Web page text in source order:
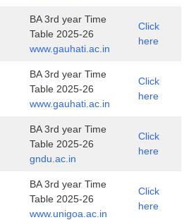
BA 3rd year Time
Table 2025-26
www.gauhati.ac.in
Click
here
BA 3rd year Time
Table 2025-26
www.gauhati.ac.in
Click
here
BA 3rd year Time
Table 2025-26
gndu.ac.in
Click
here
BA 3rd year Time
Table 2025-26
www.unigoa.ac.in
Click
here